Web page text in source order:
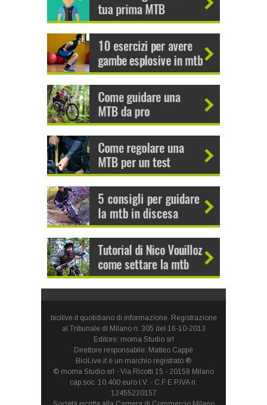
bicilive.it quotidiano di informazione. Registrazione
al Tribunale di Milano n. 305 del 16-10-2013
Editore: moma Studio srl
Direttore responsabile: Matteo Cappè
BiciLive.it è un marchio registrato ®
© moma Studio srl - Via Ricotti 15 - 20158 Milano
cap.soc. 10.400 euro I.V. - C.F E P.IVA n.
12455220157